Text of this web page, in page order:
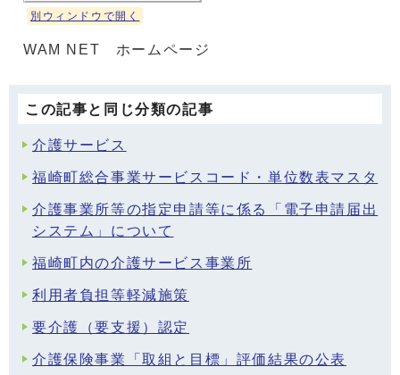
別ウィンドウで開く
WAM NET ホームページ
この記事と同じ分類の記事
介護サービス
福崎町総合事業サービスコード・単位数表マスタ
介護事業所等の指定申請等に係る「電子申請届出
システム」について
福崎町内の介護サービス事業所
利用者負担等軽減施策
要介護（要支援）認定
介護保険事業「取組と目標」評価結果の公表